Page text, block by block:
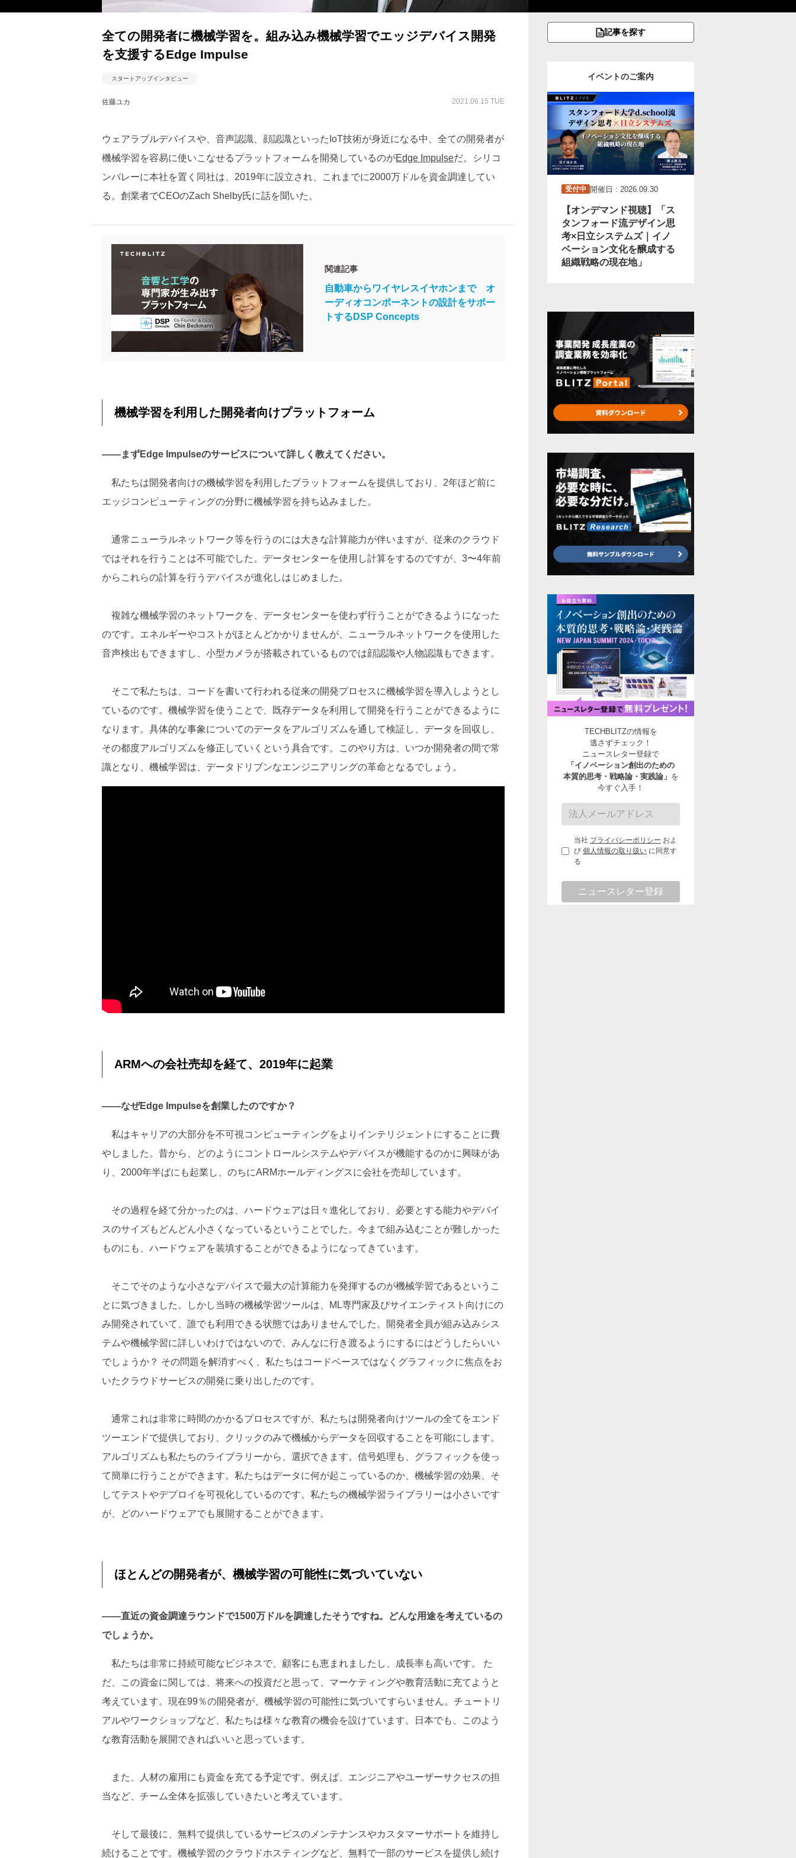
全ての開発者に機械学習を。組み込み機械学習でエッジデバイス開発
を支援するEdge Impulse
スタートアップインタビュー
佐藤ユカ 2021.06.15 TUE
ウェアラブルデバイスや、音声認識、顔認識といったIoT技術が身近になる中、全ての開発者が
機械学習を容易に使いこなせるプラットフォームを開発しているのがEdge Impulseだ。シリコ
ンバレーに本社を置く同社は、2019年に設立され、これまでに2000万ドルを資金調達してい
る。創業者でCEOのZach Shelby氏に話を聞いた。
関連記事
自動車からワイヤレスイヤホンまで オ
ーディオコンポーネントの設計をサポー
トするDSP Concepts
機械学習を利用した開発者向けプラットフォーム
――まずEdge Impulseのサービスについて詳しく教えてください。
私たちは開発者向けの機械学習を利用したプラットフォームを提供しており、2年ほど前に
エッジコンピューティングの分野に機械学習を持ち込みました。
通常ニューラルネットワーク等を行うのには大きな計算能力が伴いますが、従来のクラウド
ではそれを行うことは不可能でした。データセンターを使用し計算をするのですが、3〜4年前
からこれらの計算を行うデバイスが進化しはじめました。
複雑な機械学習のネットワークを、データセンターを使わず行うことができるようになった
のです。エネルギーやコストがほとんどかかりませんが、ニューラルネットワークを使用した
音声検出もできますし、小型カメラが搭載されているものでは顔認識や人物認識もできます。
そこで私たちは、コードを書いて行われる従来の開発プロセスに機械学習を導入しようとし
ているのです。機械学習を使うことで、既存データを利用して開発を行うことができるように
なります。具体的な事象についてのデータをアルゴリズムを通して検証し、データを回収し、
その都度アルゴリズムを修正していくという具合です。このやり方は、いつか開発者の間で常
識となり、機械学習は、データドリブンなエンジニアリングの革命となるでしょう。
ARMへの会社売却を経て、2019年に起業
――なぜEdge Impulseを創業したのですか？
私はキャリアの大部分を不可視コンピューティングをよりインテリジェントにすることに費
やしました。昔から、どのようにコントロールシステムやデバイスが機能するのかに興味があ
り、2000年半ばにも起業し、のちにARMホールディングスに会社を売却しています。
その過程を経て分かったのは、ハードウェアは日々進化しており、必要とする能力やデバイ
スのサイズもどんどん小さくなっているということでした。今まで組み込むことが難しかった
ものにも、ハードウェアを装填することができるようになってきています。
そこでそのような小さなデバイスで最大の計算能力を発揮するのが機械学習であるというこ
とに気づきました。しかし当時の機械学習ツールは、ML専門家及びサイエンティスト向けにの
み開発されていて、誰でも利用できる状態ではありませんでした。開発者全員が組み込みシス
テムや機械学習に詳しいわけではないので、みんなに行き渡るようにするにはどうしたらいい
でしょうか？ その問題を解消すべく、私たちはコードベースではなくグラフィックに焦点をお
いたクラウドサービスの開発に乗り出したのです。
通常これは非常に時間のかかるプロセスですが、私たちは開発者向けツールの全てをエンド
ツーエンドで提供しており、クリックのみで機械からデータを回収することを可能にします。
アルゴリズムも私たちのライブラリーから、選択できます。信号処理も、グラフィックを使っ
て簡単に行うことができます。私たちはデータに何が起こっているのか、機械学習の効果、そ
してテストやデプロイを可視化しているのです。私たちの機械学習ライブラリーは小さいです
が、どのハードウェアでも展開することができます。
ほとんどの開発者が、機械学習の可能性に気づいていない
――直近の資金調達ラウンドで1500万ドルを調達したそうですね。どんな用途を考えているの
でしょうか。
私たちは非常に持続可能なビジネスで、顧客にも恵まれましたし、成長率も高いです。 た
だ、この資金に関しては、将来への投資だと思って、マーケティングや教育活動に充てようと
考えています。現在99％の開発者が、機械学習の可能性に気づいてすらいません。チュートリ
アルやワークショップなど、私たちは様々な教育の機会を設けています。日本でも、このよう
な教育活動を展開できればいいと思っています。
また、人材の雇用にも資金を充てる予定です。例えば、エンジニアやユーザーサクセスの担
当など、チーム全体を拡張していきたいと考えています。
そして最後に、無料で提供しているサービスのメンテナンスやカスタマーサポートを維持し
続けることです。機械学習のクラウドホスティングなど、無料で一部のサービスを提供し続け
記事を探す
イベントのご案内
受付中 開催日 : 2026.09.30
【オンデマンド視聴】「ス
タンフォード流デザイン思
考×日立システムズ｜イノ
ベーション文化を醸成する
組織戦略の現在地」
TECHBLITZの情報を
逃さずチェック！
ニュースレター登録で
「イノベーション創出のための
本質的思考・戦略論・実践論」 を
今すぐ入手！
当社 プライバシーポリシー およ
び 個人情報の取り扱い に同意す
る